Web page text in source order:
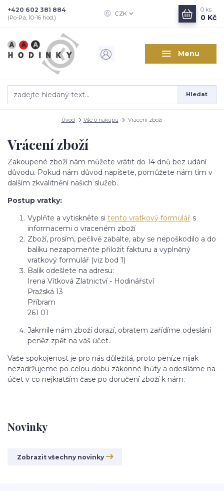
Menu
CZK
Hledat
+420 602 381 884
(Po-Pá, 10-16 hod.)
0 ks
0 Kč
Úvod Vše o nákupu Vrácení zboží
Novinky
Zobrazit všechny novinky
Vrácení zboží
Zakoupené zboží nám můžete vrátit do 14 dnů bez udání
důvodu. Pokud nám důvod napíšete, pomůžete nám tím v
dalším zkvalitnění našich služeb.
Postup vratky:
Vyplňte a vytiskněte si tento vratkový formulář s
informacemi o vraceném zboží
Zboží, prosím, pečlivě zabalte, aby se nepoškodilo a do
balíku nezapomeňte přiložit fakturu a vyplněný
vratkový formulář (viz bod 1)
Balík odešlete na adresu:
Irena Vítková Zlatnictví - Hodinářství
Pražská 13
Příbram
261 01
Jakmile nám zboží dorazí, obratem zařídíme odeslání
peněz zpět na váš účet.
Vaše spokojenost je pro nás důležitá, proto peníze nijak
nezadržujeme po celou dobu zákonné lhůty a odesíláme na
účet v co nejkratším čase po doručení zboží k nám.